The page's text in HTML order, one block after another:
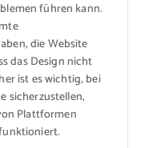
führen kann.
die Website
das Design nicht
ist es wichtig, bei
sicherzustellen,
Plattformen